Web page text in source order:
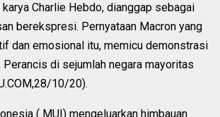
Charlie Hebdo, dianggap sebagai
berekspresi. Pernyataan Macron yang
dan emosional itu, memicu demonstrasi
di sejumlah negara mayoritas
10/20).
( MUI) mengeluarkan himbauan